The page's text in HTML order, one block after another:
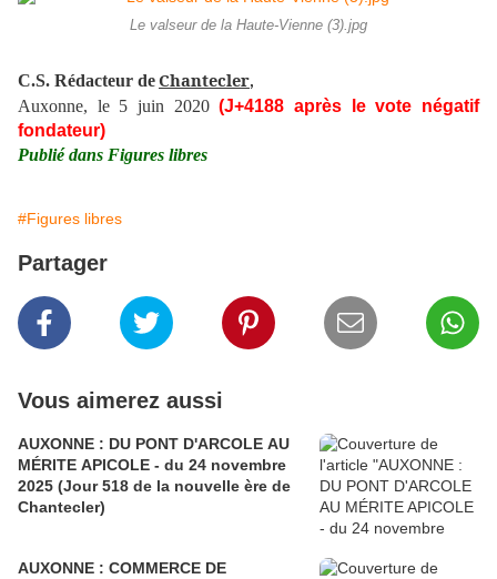
Le valseur de la Haute-Vienne (3).jpg
C.S. Rédacteur deChantecler,
Auxonne, le 5 juin 2020(J+4188 après le vote négatif
fondateur)
Publié dans Figures libres
#Figures libres
Partager
Vous aimerez aussi
AUXONNE : DU PONT D'ARCOLE AU
MÉRITE APICOLE - du 24 novembre
2025 (Jour 518 de la nouvelle ère de
Chantecler)
AUXONNE : COMMERCE DE